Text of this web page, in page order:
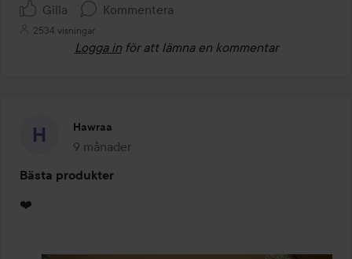
Gilla Kommentera
2534 visningar
Logga in för att lämna en kommentar
Hawraa
9 månader
Inlägget skapades 9 månader
Bästa produkter
❤️